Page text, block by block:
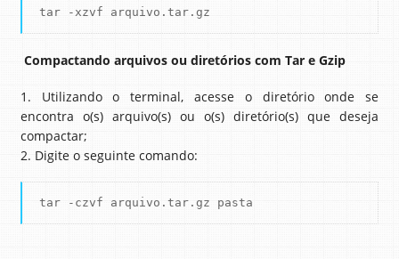
tar -xzvf arquivo.tar.gz
Compactando arquivos ou diretórios com Tar e Gzip
1. Utilizando o terminal, acesse o diretório onde se
encontra o(s) arquivo(s) ou o(s) diretório(s) que deseja
compactar;
2. Digite o seguinte comando:
tar -czvf arquivo.tar.gz pasta